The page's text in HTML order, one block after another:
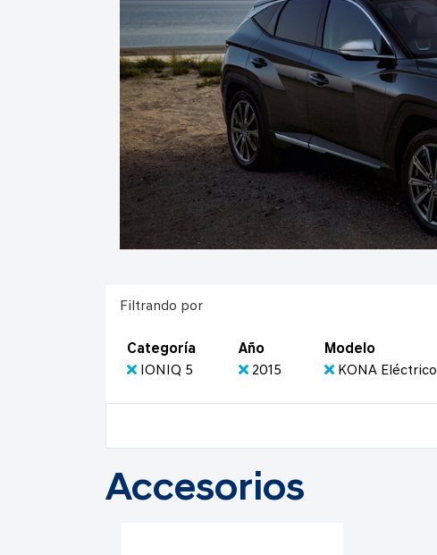
Filtrando por
Categoría
IONIQ 5
Año
2015
Modelo
KONA Eléctrico
Accesorios